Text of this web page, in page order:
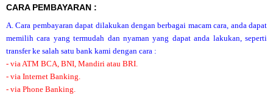
CARA PEMBAYARAN :
A. Cara pembayaran dapat dilakukan dengan berbagai macam cara, anda dapat
memilih cara yang termudah dan nyaman yang dapat anda lakukan, seperti
transfer ke salah satu bank kami dengan cara :
- via ATM BCA, BNI, Mandiri atau BRI.
- via Internet Banking.
- via Phone Banking.